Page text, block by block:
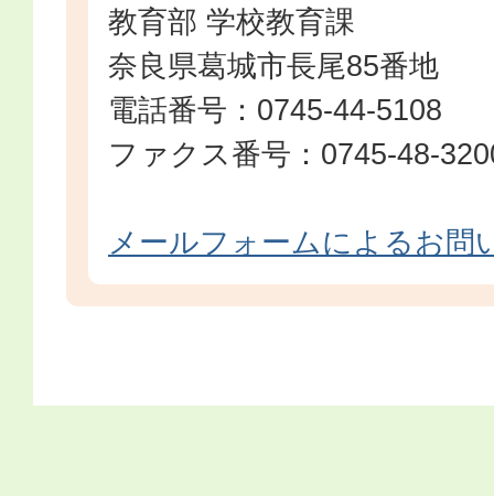
教育部 学校教育課
奈良県葛城市長尾85番地
電話番号：0745-44-5108
ファクス番号：0745-48-
メールフォームによるお問